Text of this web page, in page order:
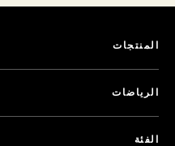
المنتجات
الرياضات
الفئة